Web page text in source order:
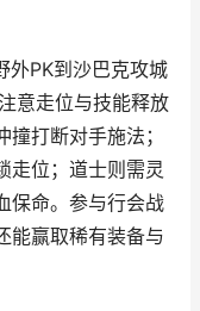
外PK到沙巴克攻城
意走位与技能释放
打断对手施法；
走位；道士则需灵
保命。参与行会战
能赢取稀有装备与